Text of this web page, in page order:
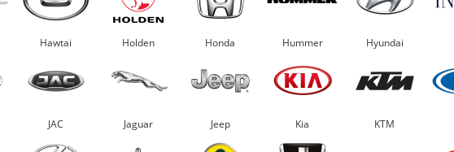
Hawtai Holden Honda Hummer Hyundai
JAC Jaguar Jeep Kia KTM